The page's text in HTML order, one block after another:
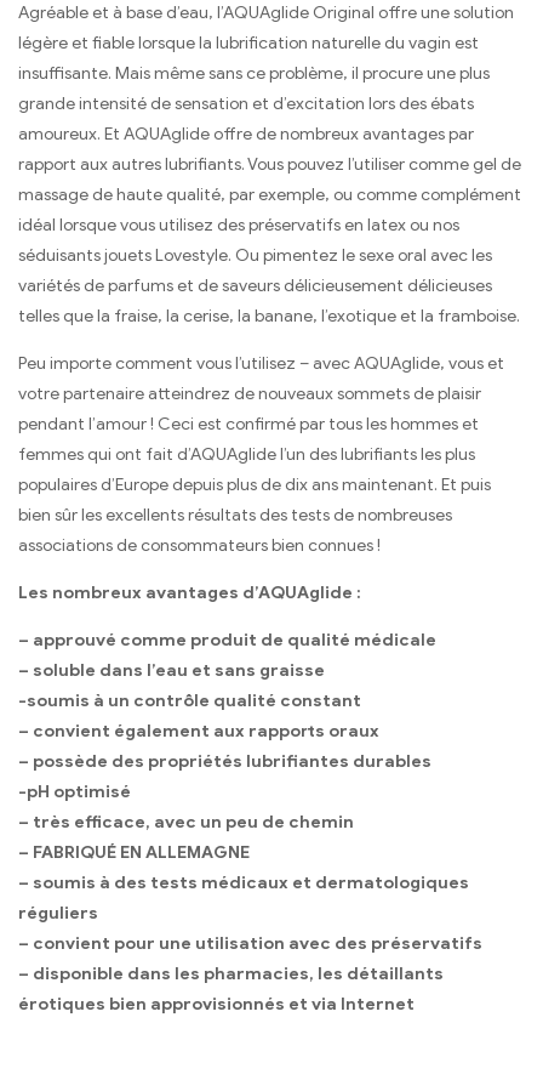
Agréable et à base d’eau, l’AQUAglide Original offre une solution
légère et fiable lorsque la lubrification naturelle du vagin est
insuffisante. Mais même sans ce problème, il procure une plus
grande intensité de sensation et d’excitation lors des ébats
amoureux. Et AQUAglide offre de nombreux avantages par
rapport aux autres lubrifiants. Vous pouvez l’utiliser comme gel de
massage de haute qualité, par exemple, ou comme complément
idéal lorsque vous utilisez des préservatifs en latex ou nos
séduisants jouets Lovestyle. Ou pimentez le sexe oral avec les
variétés de parfums et de saveurs délicieusement délicieuses
telles que la fraise, la cerise, la banane, l’exotique et la framboise.
Peu importe comment vous l’utilisez – avec AQUAglide, vous et
votre partenaire atteindrez de nouveaux sommets de plaisir
pendant l’amour ! Ceci est confirmé par tous les hommes et
femmes qui ont fait d’AQUAglide l’un des lubrifiants les plus
populaires d’Europe depuis plus de dix ans maintenant. Et puis
bien sûr les excellents résultats des tests de nombreuses
associations de consommateurs bien connues !
Les nombreux avantages d’AQUAglide :
– approuvé comme produit de qualité médicale
– soluble dans l’eau et sans graisse
-soumis à un contrôle qualité constant
– convient également aux rapports oraux
– possède des propriétés lubrifiantes durables
-pH optimisé
– très efficace, avec un peu de chemin
– FABRIQUÉ EN ALLEMAGNE
– soumis à des tests médicaux et dermatologiques
réguliers
– convient pour une utilisation avec des préservatifs
– disponible dans les pharmacies, les détaillants
érotiques bien approvisionnés et via Internet